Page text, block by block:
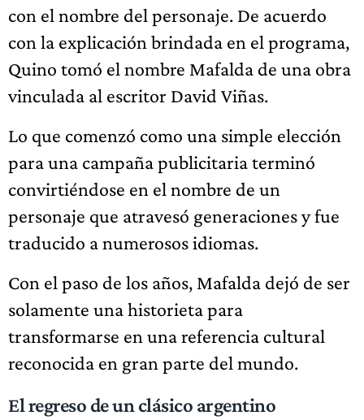
con el nombre del personaje. De acuerdo
con la explicación brindada en el programa,
Quino tomó el nombre Mafalda de una obra
vinculada al escritor David Viñas.
Lo que comenzó como una simple elección
para una campaña publicitaria terminó
convirtiéndose en el nombre de un
personaje que atravesó generaciones y fue
traducido a numerosos idiomas.
Con el paso de los años, Mafalda dejó de ser
solamente una historieta para
transformarse en una referencia cultural
reconocida en gran parte del mundo.
El regreso de un clásico argentino